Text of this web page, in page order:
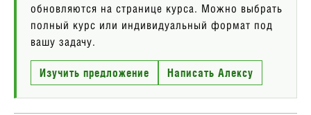
обновляются на странице курса. Можно выбрать
полный курс или индивидуальный формат под
вашу задачу.
Изучить предложение Написать Алексу